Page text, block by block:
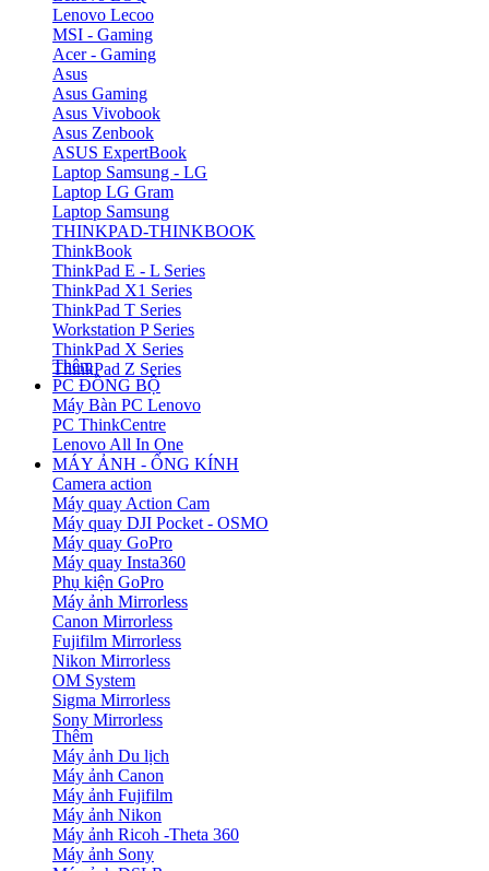
Lenovo Lecoo
MSI - Gaming
Acer - Gaming
Asus
Asus Gaming
Asus Vivobook
Asus Zenbook
ASUS ExpertBook
Laptop Samsung - LG
Laptop LG Gram
Laptop Samsung
THINKPAD-THINKBOOK
ThinkBook
ThinkPad E - L Series
ThinkPad X1 Series
ThinkPad T Series
Workstation P Series
ThinkPad X Series
ThinkPad Z Series
Thêm
PC ĐỒNG BỘ
Máy Bàn PC Lenovo
PC ThinkCentre
Lenovo All In One
MÁY ẢNH - ỐNG KÍNH
Camera action
Máy quay Action Cam
Máy quay DJI Pocket - OSMO
Máy quay GoPro
Máy quay Insta360
Phụ kiện GoPro
Máy ảnh Mirrorless
Canon Mirrorless
Fujifilm Mirrorless
Nikon Mirrorless
OM System
Sigma Mirrorless
Sony Mirrorless
Thêm
Máy ảnh Du lịch
Máy ảnh Canon
Máy ảnh Fujifilm
Máy ảnh Nikon
Máy ảnh Ricoh -Theta 360
Máy ảnh Sony